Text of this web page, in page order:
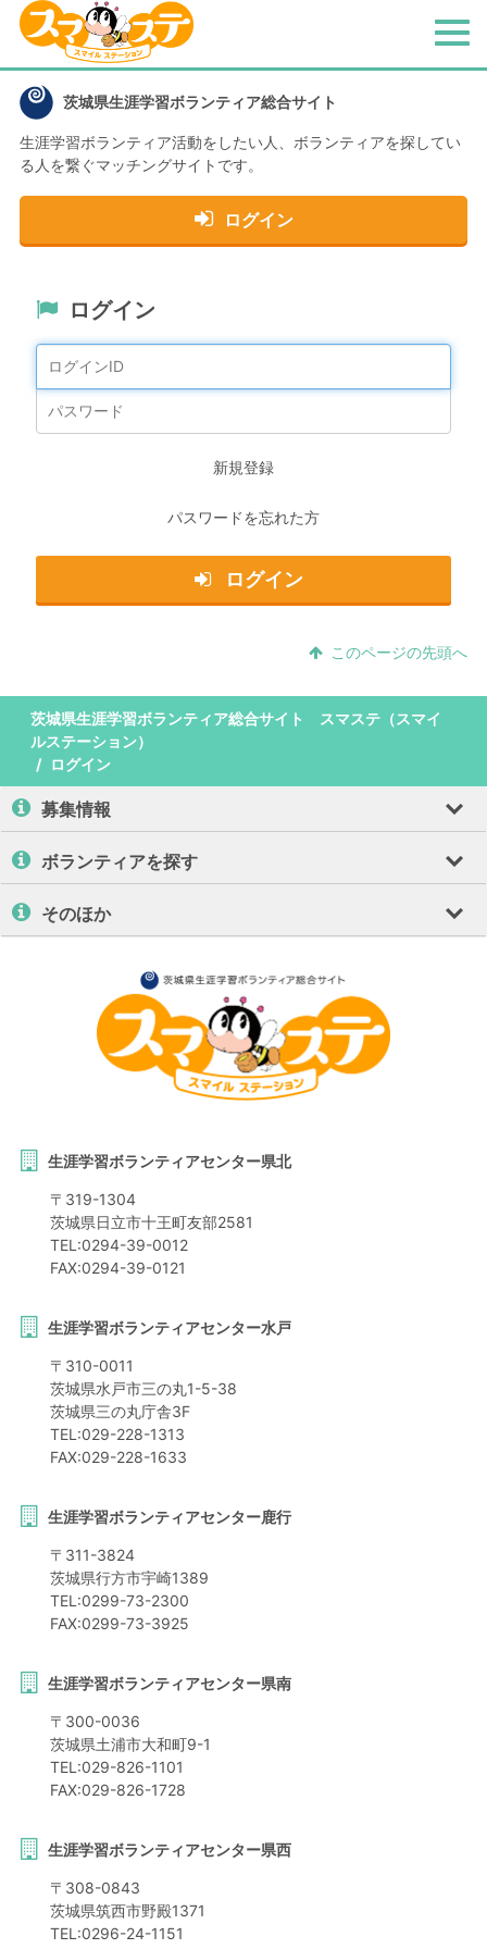
茨城県生涯学習ボランティア総合サイト
生涯学習ボランティア活動をしたい人、 ボランティアを探してい
る人を繋ぐマッチングサイトです。
ログイン
メ
ログイン
新規登録
パスワードを忘れた方
ログイン
このページの先頭へ
茨城県生涯学習ボランティア総合サイト スマステ（スマイ
ルステーション）
ログイン
募集情報
ボランティアを探す
そのほか
生涯学習ボランティアセンター県北
〒 319-1304
茨城県日立市十王町友部2581
TEL:0294-39-0012
FAX:0294-39-0121
生涯学習ボランティアセンター水戸
〒 310-0011
茨城県水戸市三の丸1-5-38
茨城県三の丸庁舎3F
TEL:029-228-1313
FAX:029-228-1633
生涯学習ボランティアセンター鹿行
〒 311-3824
茨城県行方市宇崎1389
TEL:0299-73-2300
FAX:0299-73-3925
生涯学習ボランティアセンター県南
〒 300-0036
茨城県土浦市大和町9-1
TEL:029-826-1101
FAX:029-826-1728
生涯学習ボランティアセンター県西
〒 308-0843
茨城県筑西市野殿1371
TEL:0296-24-1151